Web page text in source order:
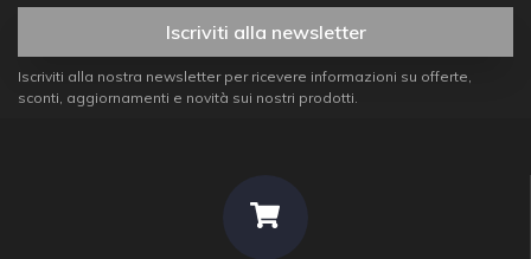
Iscriviti alla newsletter
Iscriviti alla nostra newsletter per ricevere informazioni su offerte,
sconti, aggiornamenti e novità sui nostri prodotti.